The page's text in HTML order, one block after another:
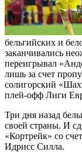
бельгийских и
заканчивались
переигрывал
лишь за счет
солигорский
плей-офф Лиги
Три дня назад
своей страны. И
«Кортрейк» со
Идрисс Силла.